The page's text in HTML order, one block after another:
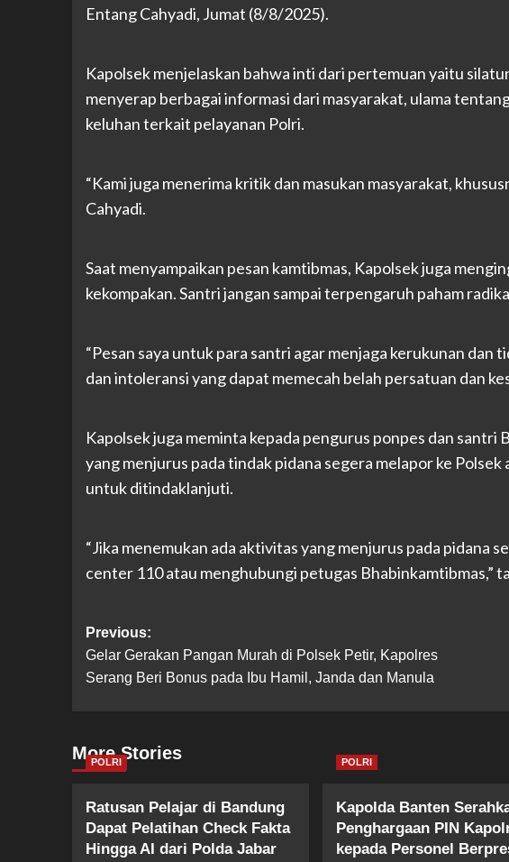
Entang Cahyadi, Jumat (8/8/2025).
Kapolsek menjelaskan bahwa inti dari pertemuan yaitu
menyerap berbagai informasi dari masyarakat, ulama
keluhan terkait pelayanan Polri.
“Kami juga menerima kritik dan masukan masyarakat,
Cahyadi.
Saat menyampaikan pesan kamtibmas, Kapolsek juga
kekompakan. Santri jangan sampai terpengaruh paham
“Pesan saya untuk para santri agar menjaga kerukunan dan
dan intoleransi yang dapat memecah belah persatuan dan
Kapolsek juga meminta kepada pengurus ponpes dan santri
yang menjurus pada tindak pidana segera melapor ke
untuk ditindaklanjuti.
“Jika menemukan ada aktivitas yang menjurus pada pidana
center 110 atau menghubungi petugas Bhabinkamtibmas,”
Post
navigation
Previous:
Gelar Gerakan Pangan Murah di Polsek Petir, Kapolres
Serang Beri Bonus pada Ibu Hamil, Janda dan Manula
More Stories
POLRI
Ratusan Pelajar di Bandung
Dapat Pelatihan Check Fakta
Hingga AI dari Polda Jabar
POLRI
Kapolda Banten
Penghargaan PIN
kepada Personel